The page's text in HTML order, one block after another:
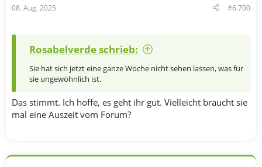
08. Aug. 2025 #6.700
Rosabelverde schrieb:
Sie hat sich jetzt eine ganze Woche nicht sehen lassen, was für
sie ungewöhnlich ist.
Das stimmt. Ich hoffe, es geht ihr gut. Vielleicht braucht sie
mal eine Auszeit vom Forum?